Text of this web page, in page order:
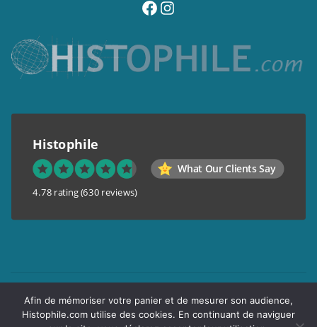
visitez notre page facebook
suivez notre compte instagram
Histophile
What Our Clients Say
4.78 rating (630 reviews)
Conditions générales de vente
Garantie de confidentialité
Afin de mémoriser votre panier et de mesurer son audience,
Histophile.com utilise des cookies. En continuant de naviguer